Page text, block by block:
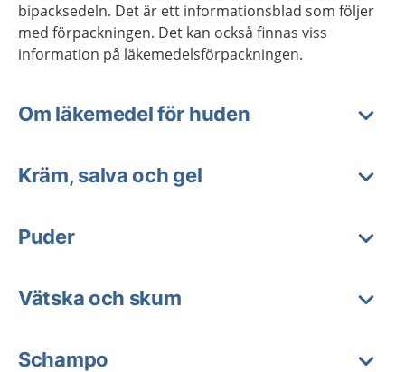
bipacksedeln. Det är ett informationsblad som följer
med förpackningen. Det kan också finnas viss
information på läkemedelsförpackningen.
Om läkemedel för huden
Kräm, salva och gel
Puder
Vätska och skum
Schampo